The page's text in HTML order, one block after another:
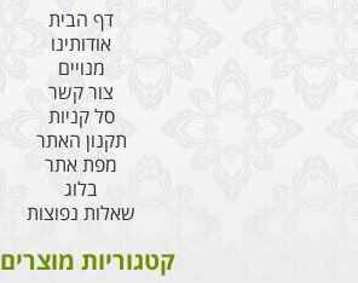
דף הבית
אודותינו
מנויים
צור קשר
סל קניות
תקנון האתר
מפת אתר
בלוג
שאלות נפוצות
קטגוריות מוצרים